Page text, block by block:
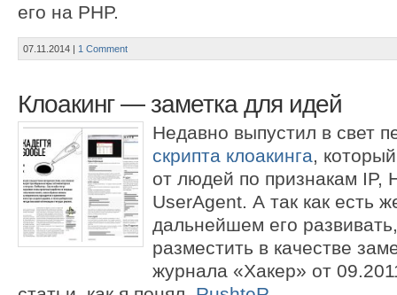
его на PHP.
07.11.2014 | 1 Comment
Клоакинг — заметка для идей
Недавно выпустил в свет
скрипта клоакинга,
от людей по признакам IP,
UserAgent. А так как есть
дальнейшем его
разместить в качестве
журнала «Хакер» от